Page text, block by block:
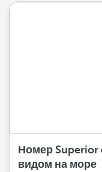
Номер
видом на море